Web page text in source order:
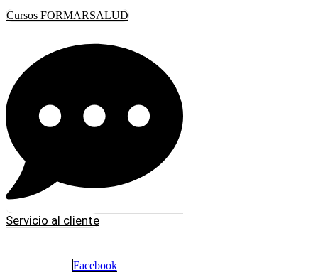
Cursos FORMARSALUD
Servicio al cliente
Facebook